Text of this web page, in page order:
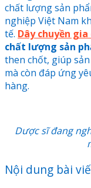
chất lượng sản
nghiệp Việt Nam
tế. Dây chuyền
chất lượng sản
then chốt, giúp
mà còn đáp ứng
hàng.
Dược sĩ đang
Nội dung bài